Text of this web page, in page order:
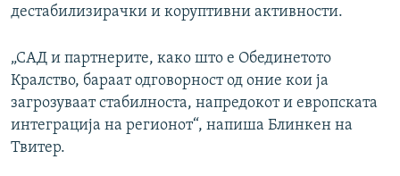
дестабилизирачки и коруптивни активности.
„САД и партнерите, како што е Обединетото
Кралство, бараат одговорност од оние кои ја
загрозуваат стабилноста, напредокот и европската
интеграција на регионот“, напиша Блинкен на
Твитер.